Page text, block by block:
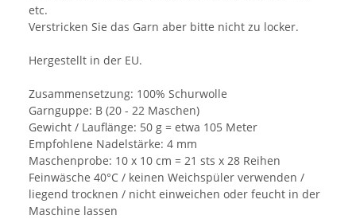
etc.
Verstricken Sie das Garn aber bitte nicht zu locker.
Hergestellt in der EU.
Zusammensetzung: 100% Schurwolle
Garnguppe: B (20 - 22 Maschen)
Gewicht / Lauflänge: 50 g = etwa 105 Meter
Empfohlene Nadelstärke: 4 mm
Maschenprobe: 10 x 10 cm = 21 sts x 28 Reihen
Feinwäsche 40°C / keinen Weichspüler verwenden /
liegend trocknen / nicht einweichen oder feucht in der
Maschine lassen